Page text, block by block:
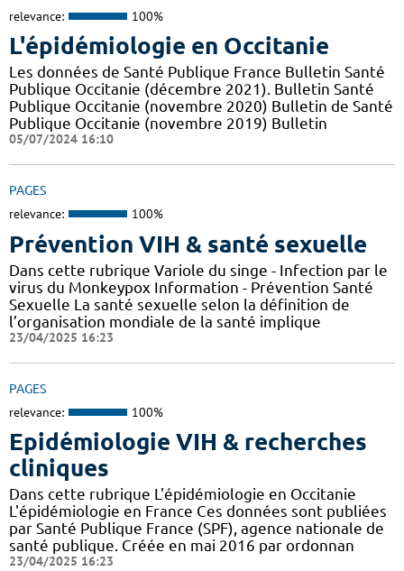
relevance: 100%
L'épidémiologie en Occitanie
Les données de Santé Publique France Bulletin Santé
Publique Occitanie (décembre 2021). Bulletin Santé
Publique Occitanie (novembre 2020) Bulletin de Santé
Publique Occitanie (novembre 2019) Bulletin
05/07/2024 16:10
PAGES
relevance: 100%
Prévention VIH & santé sexuelle
Dans cette rubrique Variole du singe - Infection par le
virus du Monkeypox Information - Prévention Santé
Sexuelle La santé sexuelle selon la définition de
l’organisation mondiale de la santé implique
23/04/2025 16:23
PAGES
relevance: 100%
Epidémiologie VIH & recherches
cliniques
Dans cette rubrique L'épidémiologie en Occitanie
L'épidémiologie en France Ces données sont publiées
par Santé Publique France (SPF), agence nationale de
santé publique. Créée en mai 2016 par ordonnan
23/04/2025 16:23